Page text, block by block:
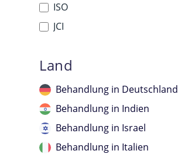
ISO
JCI
Land
Behandlung in Deutschland
Behandlung in Indien
Behandlung in Israel
Behandlung in Italien